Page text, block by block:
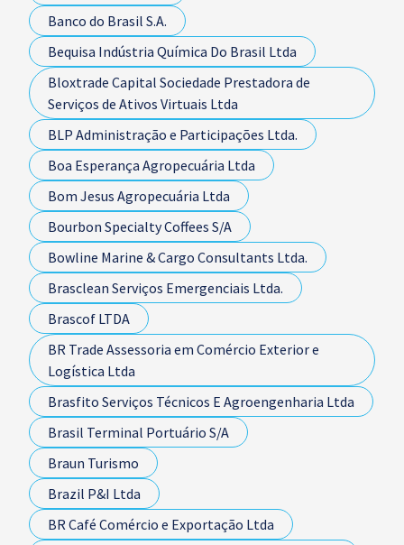
Banco do Brasil S.A.
Bequisa Indústria Química Do Brasil Ltda
Bloxtrade Capital Sociedade Prestadora de
Serviços de Ativos Virtuais Ltda
BLP Administração e Participações Ltda.
Boa Esperança Agropecuária Ltda
Bom Jesus Agropecuária Ltda
Bourbon Specialty Coffees S/A
Bowline Marine & Cargo Consultants Ltda.
Brasclean Serviços Emergenciais Ltda.
Brascof LTDA
BR Trade Assessoria em Comércio Exterior e
Logística Ltda
Brasfito Serviços Técnicos E Agroengenharia Ltda
Brasil Terminal Portuário S/A
Braun Turismo
Brazil P&I Ltda
BR Café Comércio e Exportação Ltda